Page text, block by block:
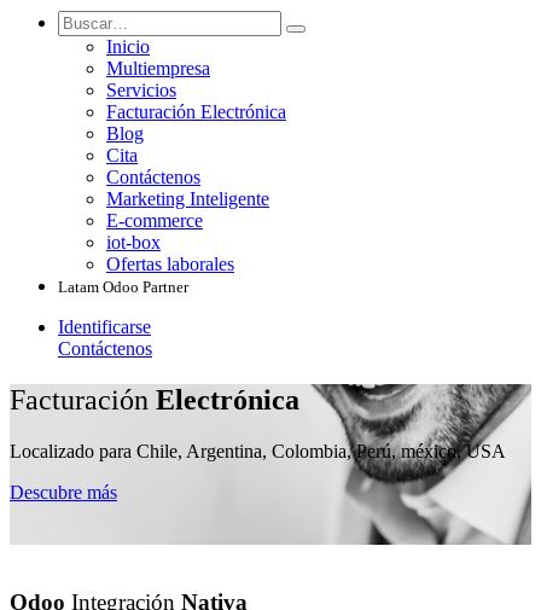
Inicio
Multiempresa
Servicios
Facturación Electrónica
Blog
Cita
Contáctenos
Marketing Inteligente
E-commerce
iot-box
Ofertas laborales
Latam Odoo Partner
Identificarse
Contáctenos
Facturación Electrónica
Localizado para Chile, Argentina, Colombia, Perú, méxico, USA
Descubre más
Odoo Integración Nativa